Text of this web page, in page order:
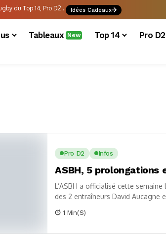
du Top 14, Pro D2... Idées Cadeaux
Tableaux New Top 14 Pro D2
Pro D2 Infos
ASBH, 5 prolongations
L’ASBH a officialisé cette
des 2 entraîneurs David Aucagne
1 Min(s)